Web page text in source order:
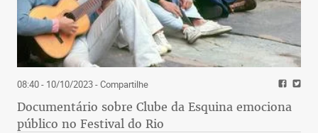
08:40 - 10/10/2023- Compartilhe
Documentário sobre Clube da Esquina emociona
público no Festival do Rio